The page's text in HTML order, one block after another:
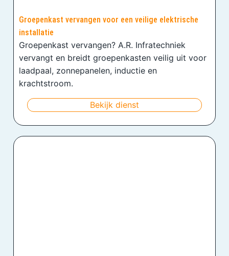
Groepenkast vervangen voor een veilige elektrische
installatie
Groepenkast vervangen? A.R. Infratechniek
vervangt en breidt groepenkasten veilig uit voor
laadpaal, zonnepanelen, inductie en
krachtstroom.
Bekijk dienst